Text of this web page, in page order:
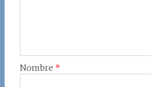
Nombre *